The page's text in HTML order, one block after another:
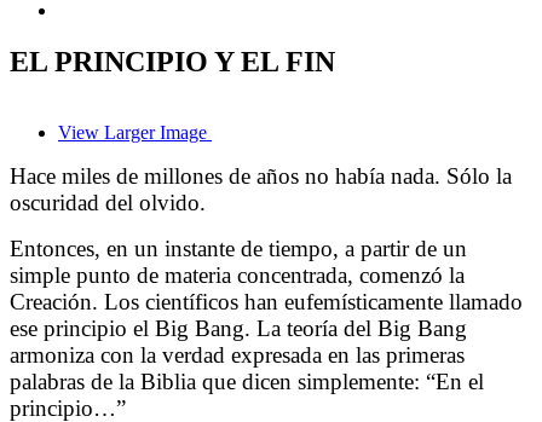
EL PRINCIPIO Y EL FIN
View Larger Image
Hace miles de millones de años no había nada. Sólo la
oscuridad del olvido.
Entonces, en un instante de tiempo, a partir de un
simple punto de materia concentrada, comenzó la
Creación. Los científicos han eufemísticamente llamado
ese principio el Big Bang. La teoría del Big Bang
armoniza con la verdad expresada en las primeras
palabras de la Biblia que dicen simplemente: “En el
principio…”